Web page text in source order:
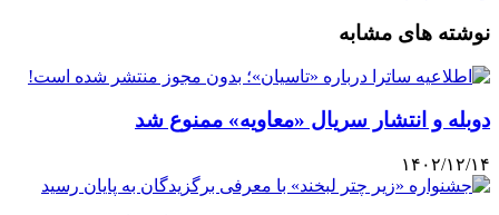
نوشته های مشابه
دوبله و انتشار سریال «معاویه» ممنوع شد
۱۴۰۲/۱۲/۱۴